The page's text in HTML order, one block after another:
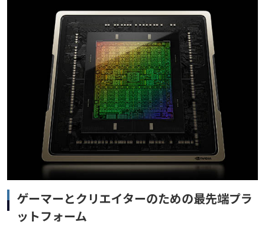
ゲーマーとクリエイターのための最先端プラ
ットフォーム